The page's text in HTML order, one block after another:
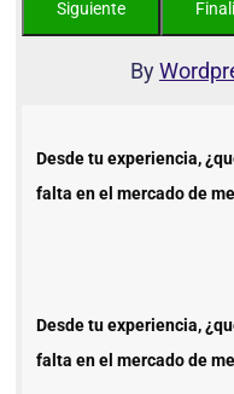
By
Desde tu experiencia,
falta en el mercado de
Desde tu experiencia,
falta en el mercado de